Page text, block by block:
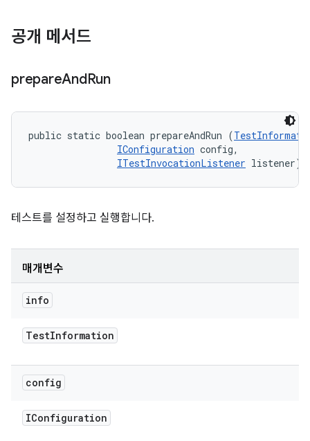
공개 메서드
prepareAndRun
public static boolean prepareAndRun (
IConfiguration config,
ITestInvocationListener listener)
테스트를 설정하고 실행합니다.
매개변수
info
TestInformation
config
IConfiguration